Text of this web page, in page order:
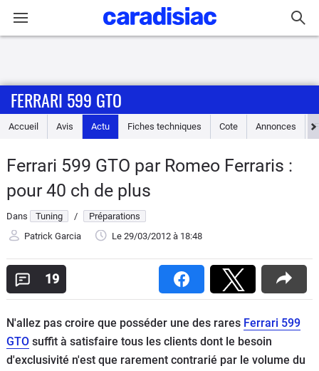
Accueil
Essais
Guide
d'achat
Electriques
Utilitaires
Flottes
Auto
FERRARI 599 GTO
Accueil Avis Actu Fiches techniques Cote Annonces
Ferrari 599 GTO par Romeo Ferraris :
pour 40 ch de plus
Dans Tuning /
Préparations
Patrick Garcia
Le 29/03/2012 à 18:48
19
N'allez pas croire que posséder une des rares Ferrari 599
GTO suffit à satisfaire tous les clients dont le besoin
d'exclusivité n'est que rarement contrarié par le volume du